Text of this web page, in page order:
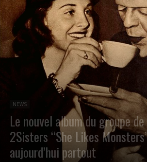
NEWS
Le nouvel album du groupe
2Sisters “She Likes
aujourd’hui partout